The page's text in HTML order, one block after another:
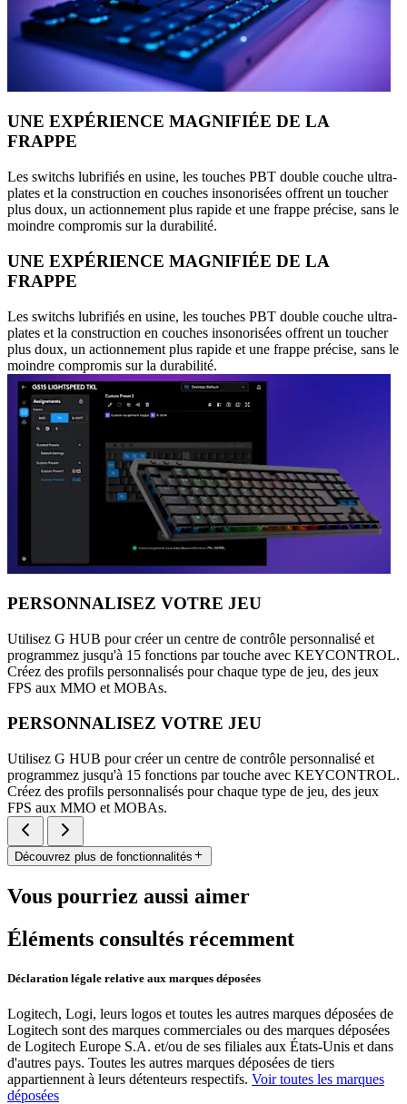
UNE EXPÉRIENCE MAGNIFIÉE DE LA
FRAPPE
Les switchs lubrifiés en usine, les touches PBT double couche ultra-
plates et la construction en couches insonorisées offrent un toucher
plus doux, un actionnement plus rapide et une frappe précise, sans le
moindre compromis sur la durabilité.
UNE EXPÉRIENCE MAGNIFIÉE DE LA
FRAPPE
Les switchs lubrifiés en usine, les touches PBT double couche ultra-
plates et la construction en couches insonorisées offrent un toucher
plus doux, un actionnement plus rapide et une frappe précise, sans le
moindre compromis sur la durabilité.
PERSONNALISEZ VOTRE JEU
Utilisez G HUB pour créer un centre de contrôle personnalisé et
programmez jusqu'à 15 fonctions par touche avec KEYCONTROL.
Créez des profils personnalisés pour chaque type de jeu, des jeux
FPS aux MMO et MOBAs.
PERSONNALISEZ VOTRE JEU
Utilisez G HUB pour créer un centre de contrôle personnalisé et
programmez jusqu'à 15 fonctions par touche avec KEYCONTROL.
Créez des profils personnalisés pour chaque type de jeu, des jeux
FPS aux MMO et MOBAs.
Découvrez plus de fonctionnalités
Vous pourriez aussi aimer
Éléments consultés récemment
Déclaration légale relative aux marques déposées
Logitech, Logi, leurs logos et toutes les autres marques déposées de
Logitech sont des marques commerciales ou des marques déposées
de Logitech Europe S.A. et/ou de ses filiales aux États-Unis et dans
d'autres pays. Toutes les autres marques déposées de tiers
appartiennent à leurs détenteurs respectifs. Voir toutes les marques
déposées